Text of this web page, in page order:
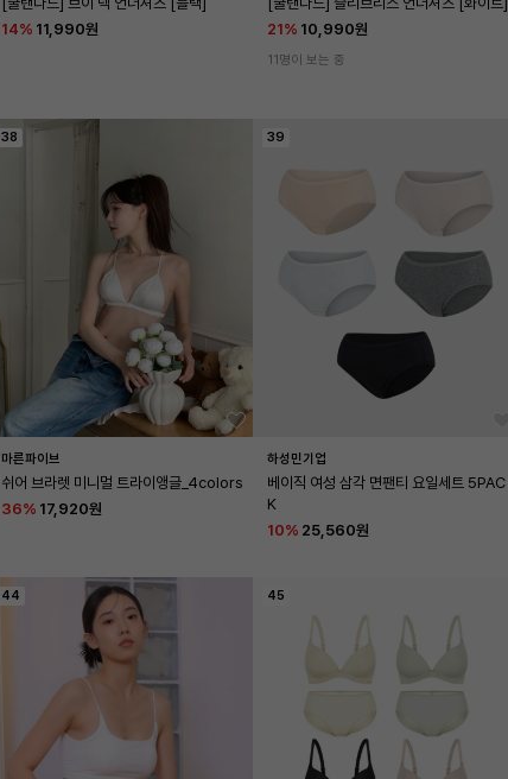
14% 11,990원
21% 10,990원
11명이 보는 중
38
마른파이브
쉬어 브라렛 미니멀 트라이앵글_4colors
36% 17,920원
39
하성민기업
베이직 여성 삼각 면팬티 요일세트 5PAC
K
10% 25,560원
44 45